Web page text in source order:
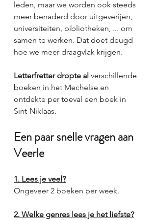
leden, maar we worden ook steeds
meer benaderd door uitgeverijen,
universiteiten, bibliotheken, ... om
samen te werken. Dat doet deugd
hoe we meer draagvlak krijgen.
Letterfretter dropte al verschillende
boeken in het Mechelse en
ontdekte per toeval een boek in
Sint-Niklaas.
Een paar snelle vragen aan
Veerle
1. Lees je veel?
Ongeveer 2 boeken per week.
2. Welke genres lees je het liefste?